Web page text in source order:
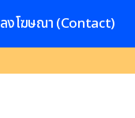
ลงโฆษณา (Contact)